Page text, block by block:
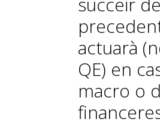
actuarà
QE) en
macro o